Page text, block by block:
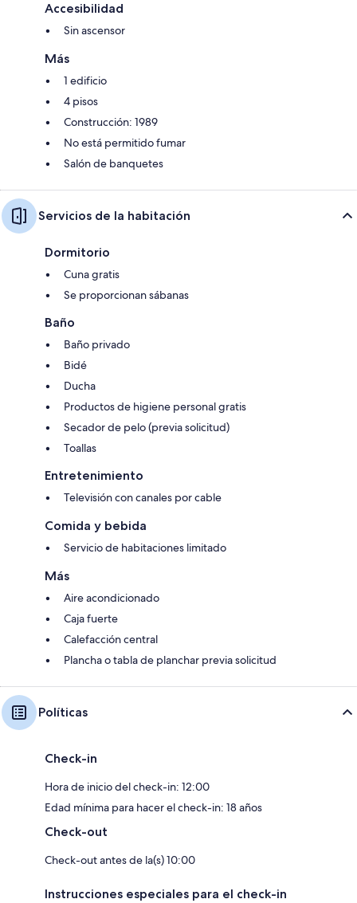
Accesibilidad
Sin ascensor
Más
1 edificio
4 pisos
Construcción: 1989
No está permitido fumar
Salón de banquetes
Servicios de la habitación
Dormitorio
Cuna gratis
Se proporcionan sábanas
Baño
Baño privado
Bidé
Ducha
Productos de higiene personal gratis
Secador de pelo (previa solicitud)
Toallas
Entretenimiento
Televisión con canales por cable
Comida y bebida
Servicio de habitaciones limitado
Más
Aire acondicionado
Caja fuerte
Calefacción central
Plancha o tabla de planchar previa solicitud
Políticas
Check-in
Hora de inicio del check-in: 12:00
Edad mínima para hacer el check-in: 18 años
Check-out
Check-out antes de la(s) 10:00
Instrucciones especiales para el check-in